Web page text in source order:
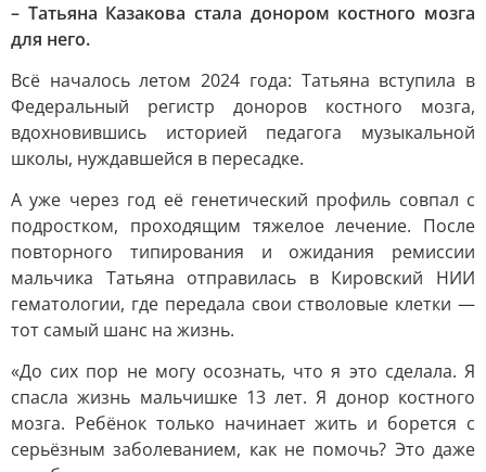
– Татьяна Казакова стала донором костного мозга
для него.
Всё началось летом 2024 года: Татьяна вступила в
Федеральный регистр доноров костного мозга,
вдохновившись историей педагога музыкальной
школы, нуждавшейся в пересадке.
А уже через год её генетический профиль совпал с
подростком, проходящим тяжелое лечение. После
повторного типирования и ожидания ремиссии
мальчика Татьяна отправилась в Кировский НИИ
гематологии, где передала свои стволовые клетки —
тот самый шанс на жизнь.
«До сих пор не могу осознать, что я это сделала. Я
спасла жизнь мальчишке 13 лет. Я донор костного
мозга. Ребёнок только начинает жить и борется с
серьёзным заболеванием, как не помочь? Это даже